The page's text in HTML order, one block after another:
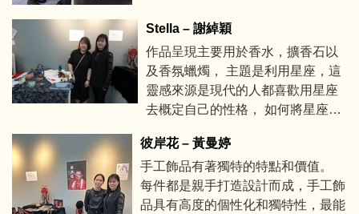
了成分上的比例調配， 我們也在氣
味上多有著墨，多以天然植物精油
調配，呈現出自然舒適的淡淡香
氣。
狀 為什麼一這個為發想 只有一個簡
單的原因，想讓跟多人看見，在壓迫
的環境下確實可以創作更多優秀的作
品，卻沒有發現作品背後充滿了壓抑
無助
Stella – 謝綽穎
作品呈現主要用於香水，擴香石以
及香氛蠟燭， 主題是利用星座，這
靈感來源是現代的人都喜歡用星座
去概定自己的性格， 如何將星座的
人感官不一，需要進一步探索。 星
座選出特色是利用獅子、金牛、水
瓶星座的神秘感與香味混合， 創造
出我認為那個該有星座的味道。 香
彼岸花 – 黃曼婷
手工飾品有著獨特的特點和價值。
每件都是親手打造設計而成，手工飾
品具有高度的個性化和獨特性，最能